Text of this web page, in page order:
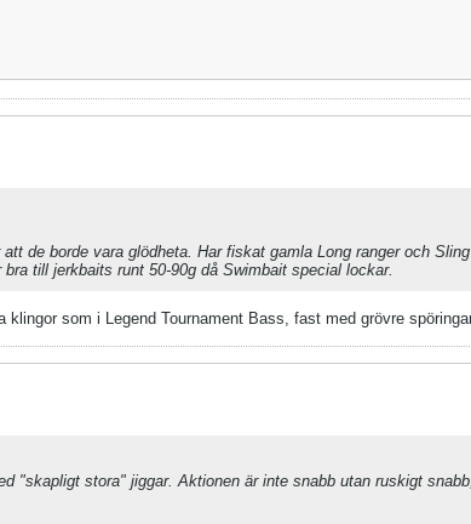
de borde vara glödheta. Har fiskat gamla Long ranger och
till jerkbaits runt 50-90g då Swimbait special lockar.
som i Legend Tournament Bass, fast med grövre
"skapligt stora" jiggar. Aktionen är inte snabb utan ruskigt